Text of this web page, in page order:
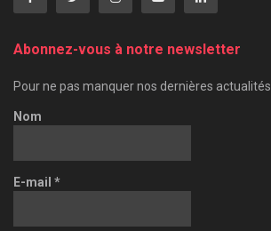
Abonnez-vous à notre newsletter
Pour ne pas manquer nos dernières actualités.
Nom
E-mail *